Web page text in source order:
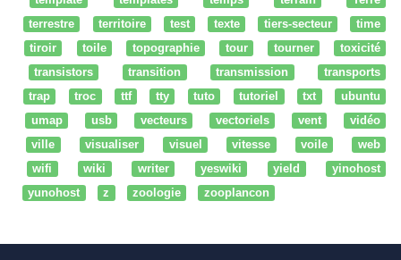
terrestre
territoire test texte tiers-secteur
time
tiroir
toile topographie tour tourner
toxicité
transistors
transition transmission
transports
trap
troc ttf tty tuto tutoriel txt
ubuntu
umap
usb vecteurs vectoriels vent
vidéo
ville
visualiser visuel vitesse voile
web
wifi
wiki writer yeswiki yield
yinohost
yunohost
z zoologie zooplancon